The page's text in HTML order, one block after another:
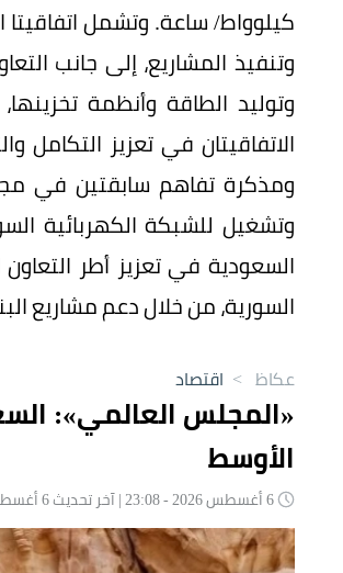
كيلوواط/ ساعة. وتشمل
وتنفيذ المشاريع، إلى جانب
وتوليد الطاقة وأنظمة
الاتفاقيتان في تعزيز التكامل
ومذكرة تفاهم سابقتين في
وتشغيل للشبكة الكهربائية
السعودية في تعزيز أطر
السورية، من خلال دعم مشاريع
عكاظ > اقتصاد
«المجلس العالمي»:
الأوسط